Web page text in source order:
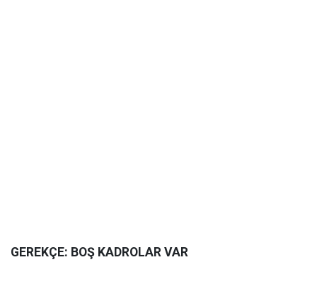
GEREKÇE: BOŞ KADROLAR VAR